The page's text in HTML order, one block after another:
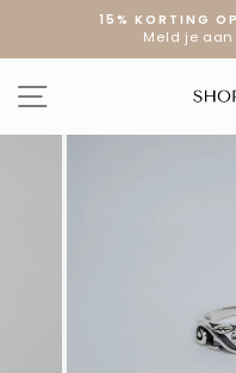
artikel
15% KORTING
Meld je
SITE NAVIGATIE